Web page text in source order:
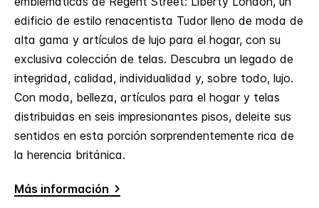
edificio de estilo renacentista Tudor lleno de moda de
alta gama y artículos de lujo para el hogar, con su
exclusiva colección de telas. Descubra un legado de
integridad, calidad, individualidad y, sobre todo, lujo.
Con moda, belleza, artículos para el hogar y telas
distribuidas en seis impresionantes pisos, deleite sus
sentidos en esta porción sorprendentemente rica de
la herencia británica.
Más información